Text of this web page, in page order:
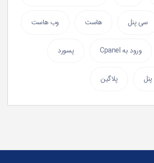
سی پنل هاست وب هاست
ورود به Cpanel پسورد
پلاگین